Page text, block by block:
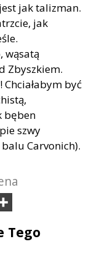
jak talizman.
jak
wąsatą
Zbyszkiem.
być
bęben
szwy
Carvonich).
Tego